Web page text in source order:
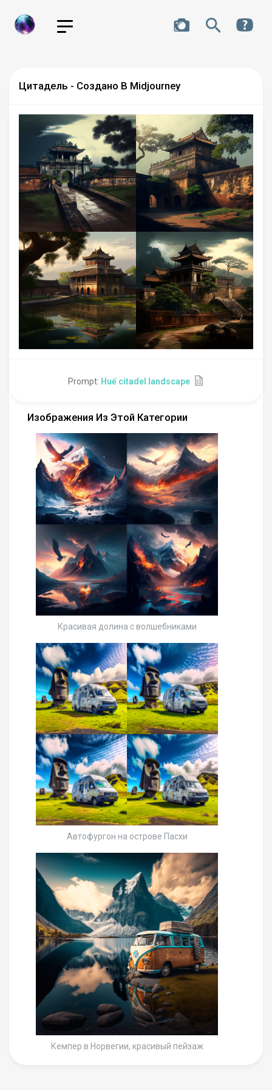
Цитадель - Создано В Midjourney
Prompt: Huế citadel landscape
Изображения Из Этой Категории
Красивая долина с волшебниками
Автофургон на острове Пасхи
Кемпер в Норвегии, красивый пейзаж